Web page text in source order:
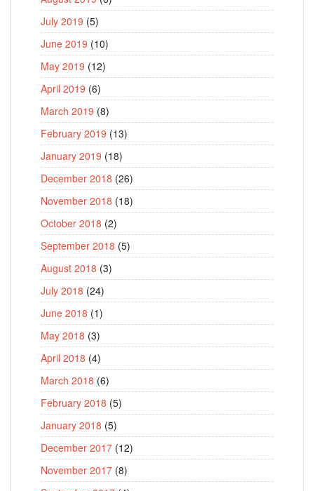
July 2019 (5)
June 2019 (10)
May 2019 (12)
April 2019 (6)
March 2019 (8)
February 2019 (13)
January 2019 (18)
December 2018 (26)
November 2018 (18)
October 2018 (2)
September 2018 (5)
August 2018 (3)
July 2018 (24)
June 2018 (1)
May 2018 (3)
April 2018 (4)
March 2018 (6)
February 2018 (5)
January 2018 (5)
December 2017 (12)
November 2017 (8)